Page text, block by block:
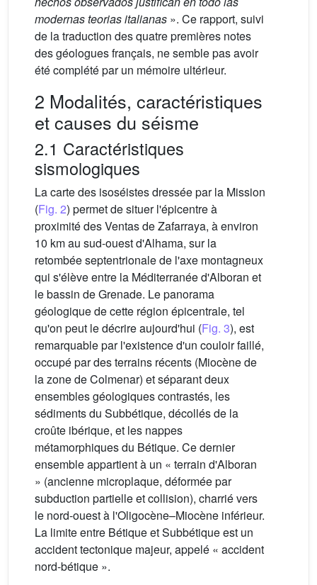
modernas teorias italianas ». Ce rapport, suivi
de la traduction des quatre premières notes
des géologues français, ne semble pas avoir
été complété par un mémoire ultérieur.
2 Modalités, caractéristiques
et causes du séisme
2.1 Caractéristiques
sismologiques
La carte des isoséistes dressée par la Mission
(Fig. 2) permet de situer l'épicentre à
proximité des Ventas de Zafarraya, à environ
10 km au sud-ouest d'Alhama, sur la
retombée septentrionale de l'axe montagneux
qui s'élève entre la Méditerranée d'Alboran et
le bassin de Grenade. Le panorama
géologique de cette région épicentrale, tel
qu'on peut le décrire aujourd'hui (Fig. 3), est
remarquable par l'existence d'un couloir faillé,
occupé par des terrains récents (Miocène de
la zone de Colmenar) et séparant deux
ensembles géologiques contrastés, les
sédiments du Subbétique, décollés de la
croûte ibérique, et les nappes
métamorphiques du Bétique. Ce dernier
ensemble appartient à un « terrain d'Alboran
» (ancienne microplaque, déformée par
subduction partielle et collision), charrié vers
le nord-ouest à l'Oligocène–Miocène inférieur.
La limite entre Bétique et Subbétique est un
accident tectonique majeur, appelé « accident
nord-bétique ».